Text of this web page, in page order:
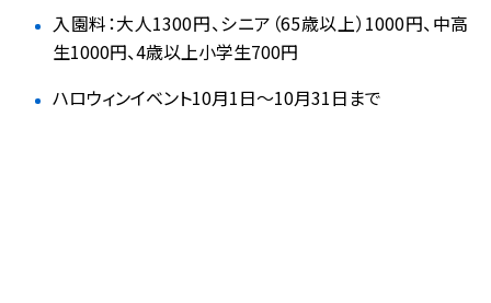
入園料：大人1300円、シニア（65歳以上）1000円、中高
生1000円、4歳以上小学生700円
ハロウィンイベント10月1日～10月31日まで